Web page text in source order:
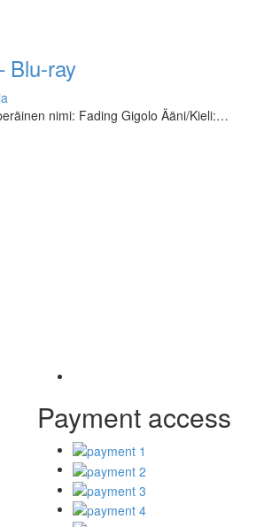
Blu-ray
nimi: Fading Gigolo Ääni/Kieli:…
Payment access